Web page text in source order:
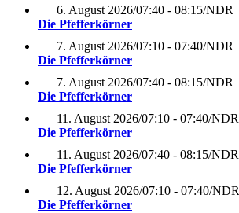
6. August 2026/07:40 - 08:15/NDR
Die Pfefferkörner
7. August 2026/07:10 - 07:40/NDR
Die Pfefferkörner
7. August 2026/07:40 - 08:15/NDR
Die Pfefferkörner
11. August 2026/07:10 - 07:40/NDR
Die Pfefferkörner
11. August 2026/07:40 - 08:15/NDR
Die Pfefferkörner
12. August 2026/07:10 - 07:40/NDR
Die Pfefferkörner